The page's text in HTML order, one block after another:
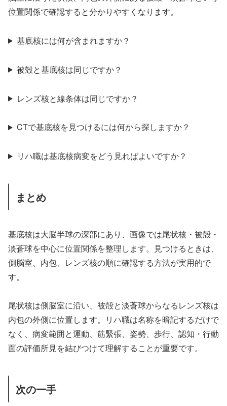
位置関係で確認すると分かりやすくなります。
基底核には何が含まれますか？
被殻と基底核は同じですか？
レンズ核と線条体は同じですか？
CTで基底核を見つけるには何から探しますか？
リハ職は基底核病変をどう見ればよいですか？
まとめ
基底核は大脳半球の深部にあり、画像では尾状核・被殻・
淡蒼球を中心に位置関係を整理します。見つけるときは、
側脳室、内包、レンズ核の順に確認する方法が実用的で
す。
尾状核は側脳室に沿い、被殻と淡蒼球からなるレンズ核は
内包の外側に位置します。リハ職は名称を暗記するだけで
なく、病変範囲と運動、筋緊張、姿勢、歩行、認知・行動
面の評価所見を結びつけて理解することが重要です。
次の一手